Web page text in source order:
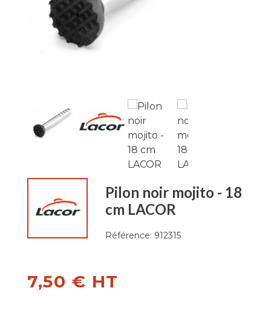
Pilon noir mojito - 18
cm LACOR
Référence: 912315
7,50 € HT